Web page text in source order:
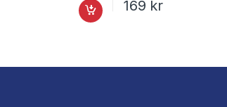
169 kr